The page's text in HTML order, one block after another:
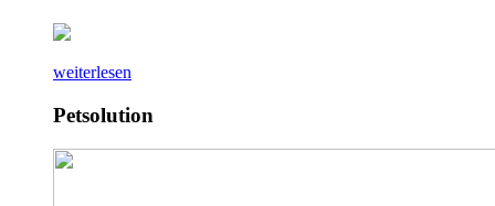
weiterlesen
Petsolution